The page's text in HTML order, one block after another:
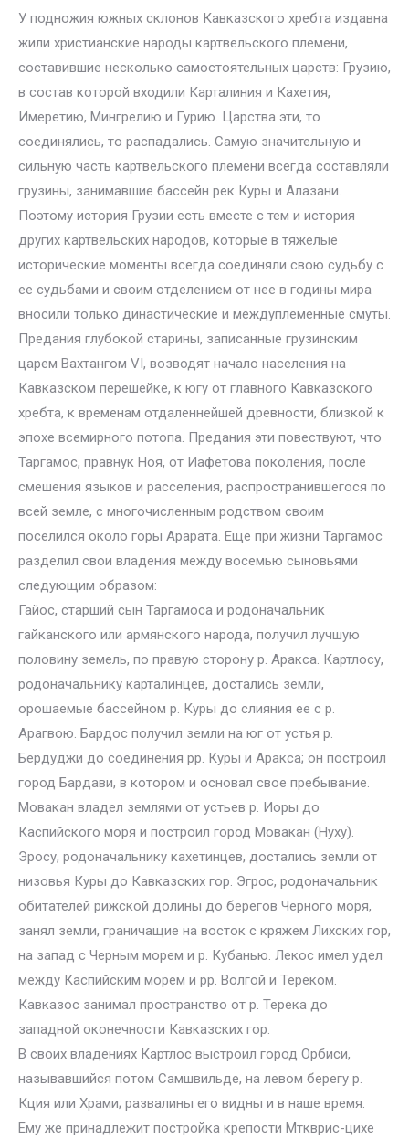
У подножия южных склонов Кавказского хребта издавна
жили христианские народы картвельского племени,
составившие несколько самостоятельных царств: Грузию,
в состав которой входили Карталиния и Кахетия,
Имеретию, Мингрелию и Гурию. Царства эти, то
соединялись, то распадались. Самую значительную и
сильную часть картвельского племени всегда составляли
грузины, занимавшие бассейн рек Куры и Алазани.
Поэтому история Грузии есть вместе с тем и история
других картвельских народов, которые в тяжелые
исторические моменты всегда соединяли свою судьбу с
ее судьбами и своим отделением от нее в годины мира
вносили только династические и междуплеменные смуты.
Предания глубокой старины, записанные грузинским
царем Вахтангом VI, возводят начало населения на
Кавказском перешейке, к югу от главного Кавказского
хребта, к временам отдаленнейшей древности, близкой к
эпохе всемирного потопа. Предания эти повествуют, что
Таргамос, правнук Ноя, от Иафетова поколения, после
смешения языков и расселения, распространившегося по
всей земле, с многочисленным родством своим
поселился около горы Арарата. Еще при жизни Таргамос
разделил свои владения между восемью сыновьями
следующим образом:
Гайос, старший сын Таргамоса и родоначальник
гайканского или армянского народа, получил лучшую
половину земель, по правую сторону р. Аракса. Картлосу,
родоначальнику карталинцев, достались земли,
орошаемые бассейном р. Куры до слияния ее с р.
Арагвою. Бардос получил земли на юг от устья р.
Бердуджи до соединения pp. Куры и Аракса; он построил
город Бардави, в котором и основал свое пребывание.
Мовакан владел землями от устьев р. Иоры до
Каспийского моря и построил город Мовакан (Нуху).
Эросу, родоначальнику кахетинцев, достались земли от
низовья Куры до Кавказских гор. Эгрос, родоначальник
обитателей рижской долины до берегов Черного моря,
занял земли, граничащие на восток с кряжем Лихских гор,
на запад с Черным морем и р. Кубанью. Лекос имел удел
между Каспийским морем и pp. Волгой и Тереком.
Кавказос занимал пространство от р. Терека до
западной оконечности Кавказских гор.
В своих владениях Картлос выстроил город Орбиси,
называвшийся потом Самшвильде, на левом берегу р.
Кция или Храми; развалины его видны и в наше время.
Ему же принадлежит постройка крепости Мткврис-цихе